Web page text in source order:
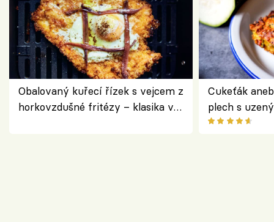
Obalovaný kuřecí řízek s vejcem z
horkovzdušné fritézy – klasika v
Cukeťák
plech s
způsob, jak